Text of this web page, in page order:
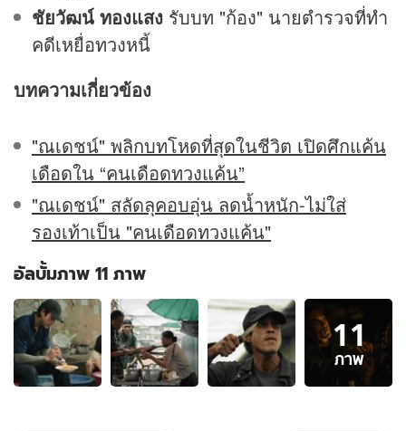
ชัยวัฒน์ ทองแสง รับบท "ก้อง" นายตำรวจที่ทำ
คดีเหยื่อทวงหนี้
บทความเกี่ยวข้อง
"ณเดชน์" พลิกบทโหดที่สุดในชีวิต เปิดศึกแค้น
เดือดใน “คนเดือดทวงแค้น”
"ณเดชน์" สลัดลุคอบอุ่น ลดน้ำหนัก-ไม่ใส่
รองเท้าเป็น "คนเดือดทวงแค้น"
อัลบั้มภาพ 11 ภาพ
อัลบั้ม
ภาพ
11
ภาพ
ของ
11
ภาพ